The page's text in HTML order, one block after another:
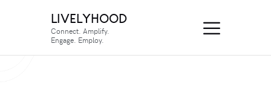
LIVELYHOOD
Connect. Amplify.
Engage. Employ.